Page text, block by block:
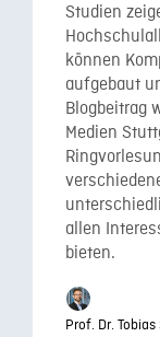
Studien
können
aufgebaut
Blogbeitrag
Medien
allen
bieten.
Prof. Dr. Tobias